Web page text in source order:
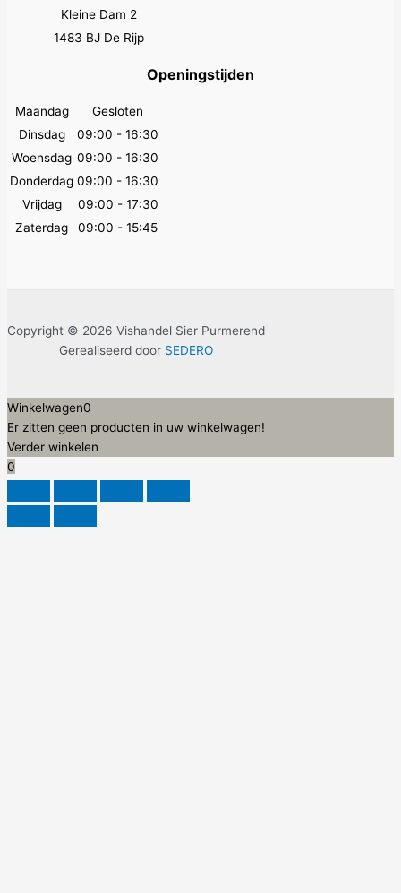
Kleine Dam 2
1483 BJ De Rijp
Openingstijden
Maandag
Gesloten
Dinsdag
09:00 - 16:30
Woensdag 09:00 - 16:30
Donderdag 09:00 - 16:30
Vrijdag
09:00 - 17:30
Zaterdag
09:00 - 15:45
Copyright © 2026 Vishandel Sier Purmerend
Gerealiseerd door SEDERO
Winkelwagen0
Er zitten geen producten in uw winkelwagen!
Verder winkelen
0